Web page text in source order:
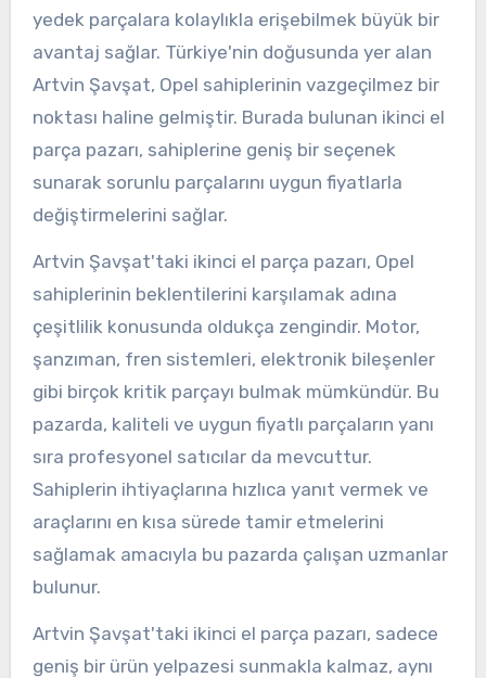
yedek parçalara kolaylıkla erişebilmek büyük bir
avantaj sağlar. Türkiye'nin doğusunda yer alan
Artvin Şavşat, Opel sahiplerinin vazgeçilmez bir
noktası haline gelmiştir. Burada bulunan ikinci el
parça pazarı, sahiplerine geniş bir seçenek
sunarak sorunlu parçalarını uygun fiyatlarla
değiştirmelerini sağlar.
Artvin Şavşat'taki ikinci el parça pazarı, Opel
sahiplerinin beklentilerini karşılamak adına
çeşitlilik konusunda oldukça zengindir. Motor,
şanzıman, fren sistemleri, elektronik bileşenler
gibi birçok kritik parçayı bulmak mümkündür. Bu
pazarda, kaliteli ve uygun fiyatlı parçaların yanı
sıra profesyonel satıcılar da mevcuttur.
Sahiplerin ihtiyaçlarına hızlıca yanıt vermek ve
araçlarını en kısa sürede tamir etmelerini
sağlamak amacıyla bu pazarda çalışan uzmanlar
bulunur.
Artvin Şavşat'taki ikinci el parça pazarı, sadece
geniş bir ürün yelpazesi sunmakla kalmaz, aynı